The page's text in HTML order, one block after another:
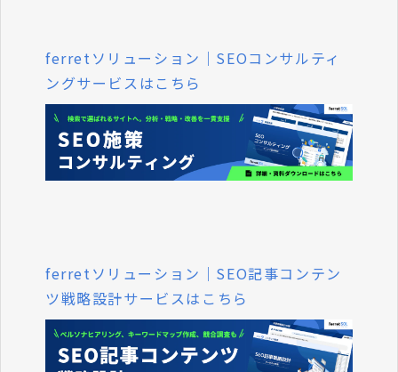
ferretソリューション｜SEOコンサルティ
ングサービスはこちら
ferretソリューション｜SEO記事コンテン
ツ戦略設計サービスはこちら